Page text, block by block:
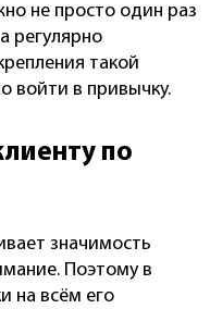
не просто один раз
регулярно
такой
войти в привычку.
по
значимость
Поэтому в
на всём его